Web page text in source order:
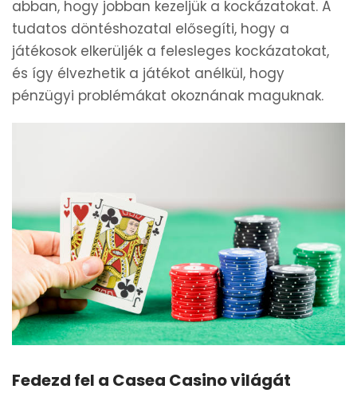
abban, hogy jobban kezeljük a kockázatokat. A
tudatos döntéshozatal elősegíti, hogy a
játékosok elkerüljék a felesleges kockázatokat,
és így élvezhetik a játékot anélkül, hogy
pénzügyi problémákat okoznának maguknak.
Fedezd fel a Casea Casino világát